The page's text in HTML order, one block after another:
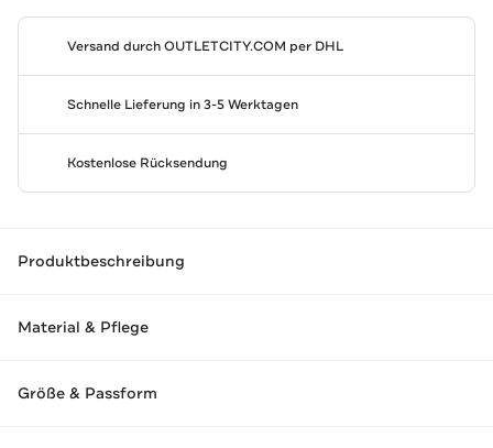
Versand durchOUTLETCITY.COM per DHL
Schnelle Lieferung in 3-5 Werktagen
Kostenlose Rücksendung
Produktbeschreibung
Material & Pflege
Größe & Passform